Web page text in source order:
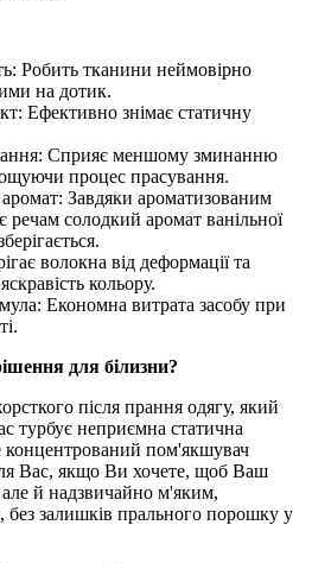
Робить тканини неймовірно
на дотик.
Ефективно знімає статичну
Сприяє меншому зминанню
процес прасування.
Завдяки ароматизованим
речам солодкий аромат ванільної
волокна від деформації та
кольору.
Економна витрата засобу при
для білизни?
після прання одягу, який
турбує неприємна статична
пом'якшувач
Вас, якщо Ви хочете, щоб Ваш
й надзвичайно м'яким,
без залишків прального порошку у